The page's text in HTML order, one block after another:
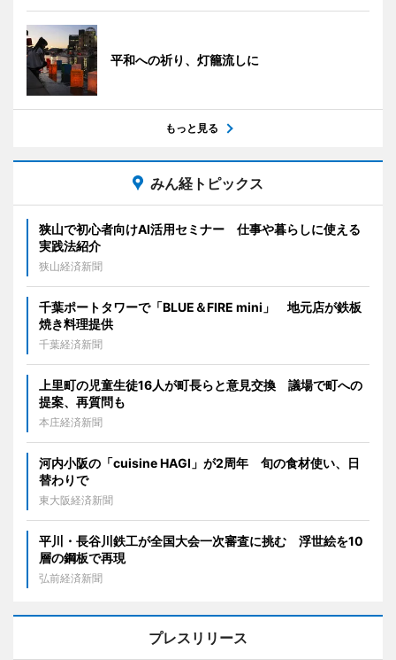
平和への祈り、灯籠流しに
もっと見る
みん経トピックス
狭山で初心者向けAI活用セミナー 仕事や暮らしに使える
実践法紹介
狭山経済新聞
千葉ポートタワーで「BLUE＆FIRE mini」 地元店が鉄板
焼き料理提供
千葉経済新聞
上里町の児童生徒16人が町長らと意見交換 議場で町への
提案、再質問も
本庄経済新聞
河内小阪の「cuisine HAGI」が2周年 旬の食材使い、日
替わりで
東大阪経済新聞
平川・長谷川鉄工が全国大会一次審査に挑む 浮世絵を10
層の鋼板で再現
弘前経済新聞
プレスリリース